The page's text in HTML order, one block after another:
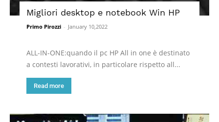
Migliori desktop e notebook Win HP
Primo Pirozzi - January 10,2022
ALL-IN-ONE:quando il pc HP All in one è destinato
a contesti lavorativi, in particolare rispetto all...
Read more